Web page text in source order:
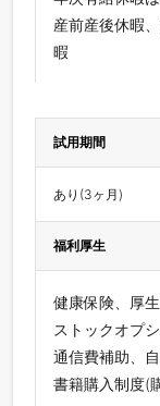
産前産後休暇
暇
試用期間
あり(3ヶ月)
福利厚生
健康保険、厚
ストックオプ
通信費補助、
書籍購入制度(